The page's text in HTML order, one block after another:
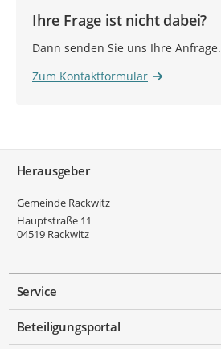
Ihre Frage ist nicht dabei?
Dann senden Sie uns Ihre Anfrage.
Zum Kontaktformular
Herausgeber
Gemeinde Rackwitz
Hauptstraße 11
04519 Rackwitz
Service
Beteiligungsportal